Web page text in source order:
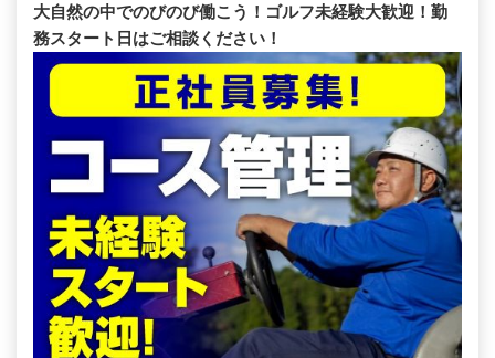
大自然の中でのびのび働こう！ゴルフ未経験大歓迎！勤
務スタート日はご相談ください！